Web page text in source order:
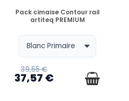
EN STOCK
Pack cimaise Contour rail
artiteq PREMIUM
39,55 €
37,57 €